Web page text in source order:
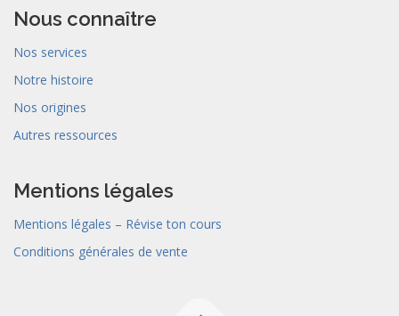
Nous connaître
Nos services
Notre histoire
Nos origines
Autres ressources
Mentions légales
Mentions légales – Révise ton cours
Conditions générales de vente